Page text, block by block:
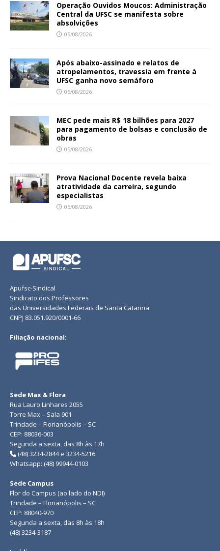
Operação Ouvidos Moucos: Administração
Central da UFSC se manifesta sobre
absolvições
05/08/2026
Após abaixo-assinado e relatos de
atropelamentos, travessia em frente à
UFSC ganha novo semáforo
05/08/2026
MEC pede mais R$ 18 bilhões para 2027
para pagamento de bolsas e conclusão de
obras
05/08/2026
Prova Nacional Docente revela baixa
atratividade da carreira, segundo
especialistas
05/08/2026
Apufsc-Sindical
Sindicato dos Professores
das Universidades Federais de Santa Catarina
CNPJ 83.051.920/0001-66
Filiação nacional:
Sede Max & Flora
Rua Lauro Linhares 2055
Torre Max – Sala 901
Trindade – Florianópolis – SC
CEP: 88036-003
Segunda a sexta, das 8h às 17h
(48) 3234-2844 e 3234-5216
Whatsapp: (48) 99944-0103
Sede Campus
Flor do Campus (ao lado do NDI)
Trindade – Florianópolis – SC
CEP: 88040-970
Segunda a sexta, das 8h às 18h
(48) 3234-3187